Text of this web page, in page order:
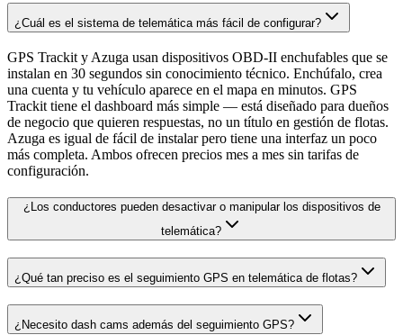
¿Cuál es el sistema de telemática más fácil de configurar?
GPS Trackit y Azuga usan dispositivos OBD-II enchufables que se
instalan en 30 segundos sin conocimiento técnico. Enchúfalo, crea
una cuenta y tu vehículo aparece en el mapa en minutos. GPS
Trackit tiene el dashboard más simple — está diseñado para dueños
de negocio que quieren respuestas, no un título en gestión de flotas.
Azuga es igual de fácil de instalar pero tiene una interfaz un poco
más completa. Ambos ofrecen precios mes a mes sin tarifas de
configuración.
¿Los conductores pueden desactivar o manipular los dispositivos de
telemática?
¿Qué tan preciso es el seguimiento GPS en telemática de flotas?
¿Necesito dash cams además del seguimiento GPS?